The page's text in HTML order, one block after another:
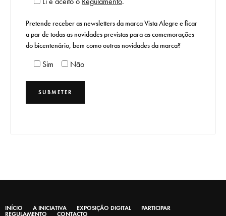
Pretende receber as newsletters da marca Vista Alegre e ficar
a par de todas as novidades previstas para as comemorações
do bicentenário, bem como outras novidades da marca?
Sim Não
INÍCIO A INICIATIVA EXPOSIÇÃO DIGITAL
PARTICIPAR
REGULAMENTO
CONTACTO